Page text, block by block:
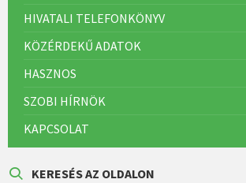
HIVATALI TELEFONKÖNYV
KÖZÉRDEKŰ ADATOK
HASZNOS
SZOBI HÍRNÖK
KAPCSOLAT
KERESÉS AZ OLDALON